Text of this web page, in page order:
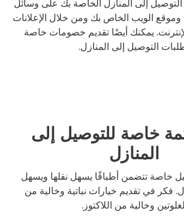
التوصيل إلى المنازل الخاصة بك على وسائل
وموقع الويب الخاص بك ومن خلال الإعلانات
يمكنك أيضًا تقديم خصومات خاصة
التوصيل إلى المنازل.
خاصة للتوصيل إلى
المنازل
خاصة تتضمن أطباقًا يسهل نقلها ويسهل
فكر في تقديم خيارات نباتية وخالية من
الغلوتين وخالية من اللاكتوز.